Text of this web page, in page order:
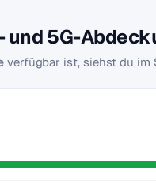
und 5G-
verfügbar ist, siehst du im